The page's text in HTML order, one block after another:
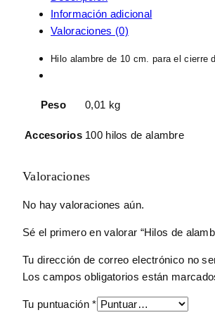
Información adicional
Valoraciones (0)
Hilo alambre de 10 cm. para el cierre
Peso 0,01 kg
Accesorios 100 hilos de alambre
Valoraciones
No hay valoraciones aún.
Sé el primero en valorar “Hilos de
Tu dirección de correo electrónico no
Los campos obligatorios están
Tu puntuación*